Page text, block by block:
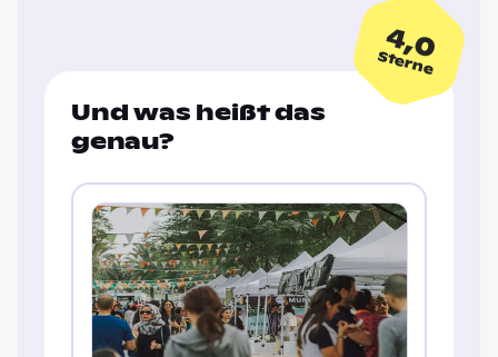
4,0
Sterne
Und was heißt das
genau?